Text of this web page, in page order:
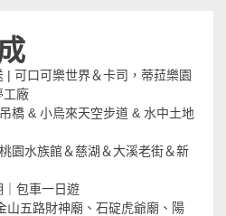
| 可口可樂世界＆卡司，蒂菈樂園
工廠
橋 & 小烏來天空步道 & 水中土地
園水族館＆慈湖＆大溪老街＆新
包車一日遊
山五路財神廟、石碇虎爺廟、陽